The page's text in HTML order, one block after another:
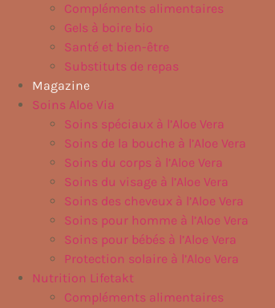
Compléments alimentaires
Gels à boire bio
Santé et bien-être
Substituts de repas
Magazine
Soins Aloe Via
Soins spéciaux à l’Aloe Vera
Soins de la bouche à l’Aloe Vera
Soins du corps à l’Aloe Vera
Soins du visage à l’Aloe Vera
Soins des cheveux à l’Aloe Vera
Soins pour homme à l’Aloe Vera
Soins pour bébés à l’Aloe Vera
Protection solaire à l’Aloe Vera
Nutrition Lifetakt
Compléments alimentaires